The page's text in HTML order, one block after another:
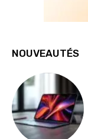
NOUVEAUTÉS